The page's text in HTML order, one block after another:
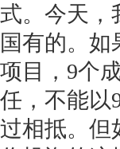
式。今天，
国有的。
项目，9个
任，不能以
过相抵。但